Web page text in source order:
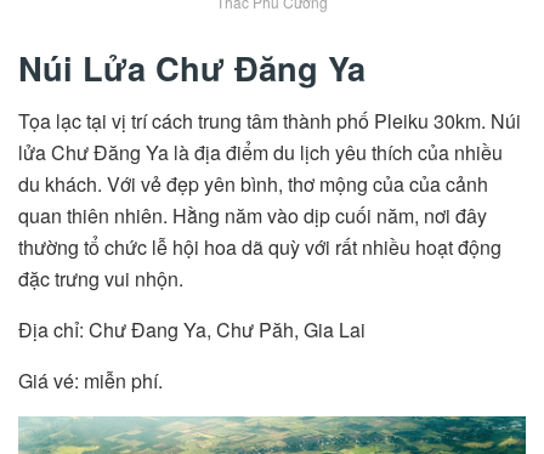
Núi Lửa Chư Đăng Ya
Tọa lạc tại vị trí cách trung tâm thành phố Pleiku 30km. Núi
lửa Chư Đăng Ya là địa điểm du lịch yêu thích của nhiều
du khách. Với vẻ đẹp yên bình, thơ mộng của của cảnh
quan thiên nhiên. Hằng năm vào dịp cuối năm, nơi đây
thường tổ chức lễ hội hoa dã quỳ với rất nhiều hoạt động
đặc trưng vui nhộn.
Địa chỉ: Chư Đang Ya, Chư Păh, Gia Lai
Giá vé: miễn phí.